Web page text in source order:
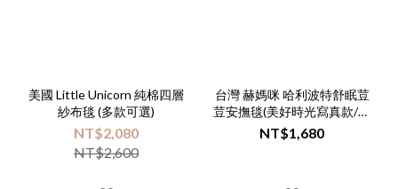
美國 Little Unicorn 純棉四層
紗布毯 (多款可選)
NT$2,080
NT$2,600
台灣 赫媽咪 哈利波特舒眠荳
荳安撫毯(美好時光寫真款/經
典人物畫框款/霍格華茲城堡
款
NT$1,680